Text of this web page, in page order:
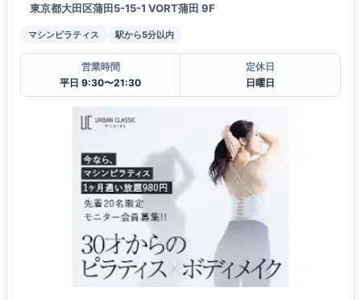
東京都大田区蒲田5-15-1 VORT蒲田 9F
マシンピラティス 駅から5分以内
営業時間
平日 9:30〜21:30
定休日
日曜日